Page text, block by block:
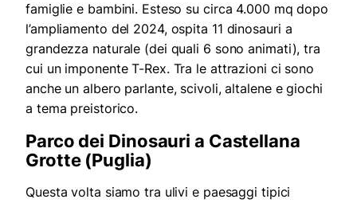
famiglie e bambini. Esteso su circa 4.000 mq dopo
l’ampliamento del 2024, ospita 11 dinosauri a
grandezza naturale (dei quali 6 sono animati), tra
cui un imponente T-Rex. Tra le attrazioni ci sono
anche un albero parlante, scivoli, altalene e giochi
a tema preistorico.
Parco dei Dinosauri a Castellana
Grotte (Puglia)
Questa volta siamo tra ulivi e paesaggi tipici